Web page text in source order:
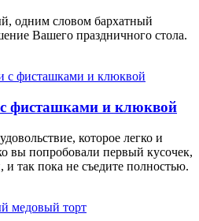
одним словом бархатный
Вашего праздничного стола.
фисташками и клюквой
которое легко и
вы попробовали первый кусочек,
и так пока не съедите полностью.